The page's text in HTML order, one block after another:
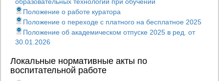
Положение о работе куратора
Положение о переходе с платного на бесплатное 2025
Положение об академическом отпуске 2025 в ред. от
30.01.2026
Локальные нормативные акты по
воспитательной работе